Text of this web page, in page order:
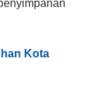
Kota